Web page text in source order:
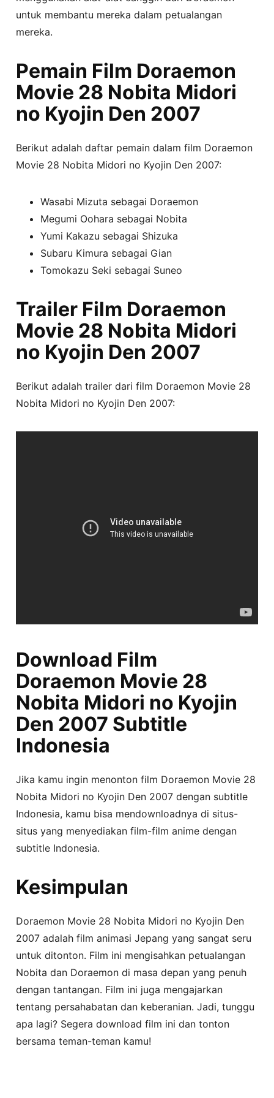
untuk membantu mereka dalam petualangan
mereka.
Pemain Film Doraemon
Movie 28 Nobita Midori
no Kyojin Den 2007
Berikut adalah daftar pemain dalam film Doraemon
Movie 28 Nobita Midori no Kyojin Den 2007:
Wasabi Mizuta sebagai Doraemon
Megumi Oohara sebagai Nobita
Yumi Kakazu sebagai Shizuka
Subaru Kimura sebagai Gian
Tomokazu Seki sebagai Suneo
Trailer Film Doraemon
Movie 28 Nobita Midori
no Kyojin Den 2007
Berikut adalah trailer dari film Doraemon Movie 28
Nobita Midori no Kyojin Den 2007:
Download Film
Doraemon Movie 28
Nobita Midori no Kyojin
Den 2007 Subtitle
Indonesia
Jika kamu ingin menonton film Doraemon Movie 28
Nobita Midori no Kyojin Den 2007 dengan subtitle
Indonesia, kamu bisa mendownloadnya di situs-
situs yang menyediakan film-film anime dengan
subtitle Indonesia.
Kesimpulan
Doraemon Movie 28 Nobita Midori no Kyojin Den
2007 adalah film animasi Jepang yang sangat seru
untuk ditonton. Film ini mengisahkan petualangan
Nobita dan Doraemon di masa depan yang penuh
dengan tantangan. Film ini juga mengajarkan
tentang persahabatan dan keberanian. Jadi, tunggu
apa lagi? Segera download film ini dan tonton
bersama teman-teman kamu!